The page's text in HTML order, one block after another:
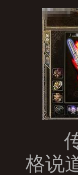
传
格说